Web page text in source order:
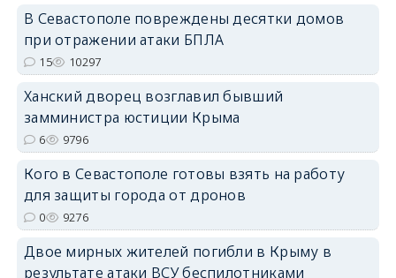
erid: 2SDnjdvhGXG
В Севастополе повреждены десятки домов
при отражении атаки БПЛА
15 10297
Ханский дворец возглавил бывший
замминистра юстиции Крыма
6 9796
Кого в Севастополе готовы взять на работу
для защиты города от дронов
0 9276
Двое мирных жителей погибли в Крыму в
результате атаки ВСУ беспилотниками